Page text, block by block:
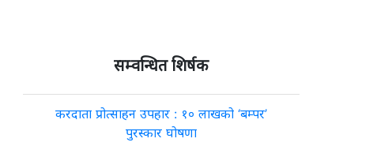
सम्वन्धित शिर्षक
करदाता प्रोत्साहन उपहार : १० लाखको ‘बम्पर’
पुरस्कार घोषणा